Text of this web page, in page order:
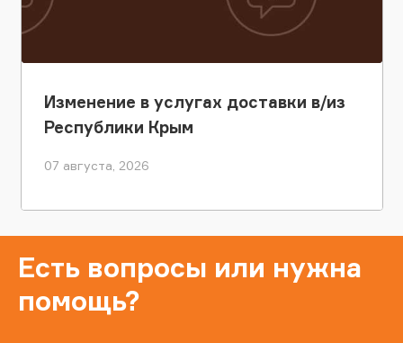
Изменение в услугах доставки в/из
Республики Крым
07 августа, 2026
Есть вопросы или нужна
помощь?